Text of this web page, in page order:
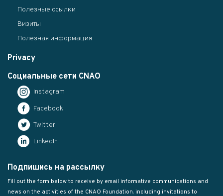
Полезные ссылки
Визиты
Полезная информация
Privacy
Социальные сети CNAO
instagram
Facebook
Twitter
LinkedIn
Подпишись на рассылку
Fill out the form below to receive by email informative communications and
news on the activities of the CNAO Foundation, including invitations to